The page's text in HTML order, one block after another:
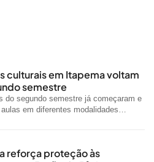
culturais em Itapema voltam
semestre
do segundo semestre já começaram e
em diferentes modalidades
reforça proteção às